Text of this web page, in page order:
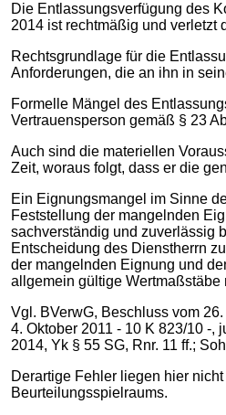
Die Entlassungsverfügung des
2014 ist rechtmäßig und verletzt
Rechtsgrundlage für die
Anforderungen, die an ihn in
Formelle Mängel des
Vertrauensperson gemäß § 23
Auch sind die materiellen
Zeit, woraus folgt, dass er die
Ein Eignungsmangel im Sinne
Feststellung der mangelnden
sachverständig und zuverlässig
Entscheidung des Dienstherrn
der mangelnden Eignung und
allgemein gültige
Vgl. BVerwG, Beschluss vom
4. Oktober 2011 - 10 K 823/10 -,
2014, Yk § 55 SG, Rnr. 11 ff.;
Derartige Fehler liegen hier
Beurteilungsspielraums.